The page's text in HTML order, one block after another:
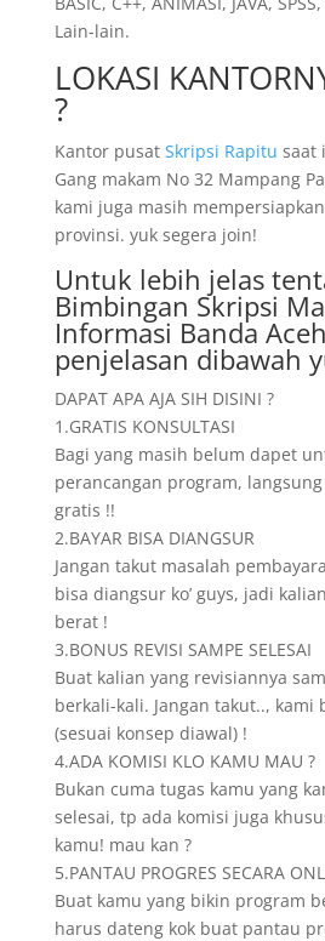
Lain-lain.
LOKASI
?
Kantor pusat Skripsi Rapitu saat
Gang makam No 32 Mampang
kami juga masih
provinsi. yuk segera join!
Untuk lebih jelas
Bimbingan Skripsi
Informasi Banda
penjelasan dibawah
DAPAT APA AJA SIH DISINI ?
1.GRATIS KONSULTASI
Bagi yang masih belum dapet
perancangan program,
gratis !!
2.BAYAR BISA DIANGSUR
Jangan takut masalah
bisa diangsur ko’ guys, jadi
berat !
3.BONUS REVISI SAMPE SELESAI
Buat kalian yang revisiannya
berkali-kali. Jangan takut.., kami
(sesuai konsep diawal) !
4.ADA KOMISI KLO KAMU MAU ?
Bukan cuma tugas kamu yang
selesai, tp ada komisi juga
kamu! mau kan ?
5.PANTAU PROGRES SECARA
Buat kamu yang bikin program
harus dateng kok buat pantau